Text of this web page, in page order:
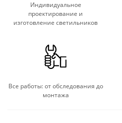
Индивидуальное
проектирование и
изготовление светильников
Все работы: от обследования до
монтажа